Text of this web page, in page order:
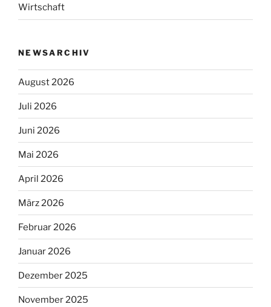
Wirtschaft
NEWSARCHIV
August 2026
Juli 2026
Juni 2026
Mai 2026
April 2026
März 2026
Februar 2026
Januar 2026
Dezember 2025
November 2025